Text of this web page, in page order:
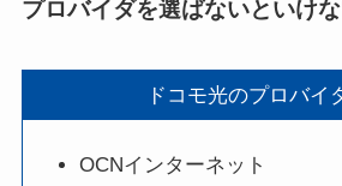
プロバイダを選ばないといけ
ドコモ光のプロバイ
OCNインターネット